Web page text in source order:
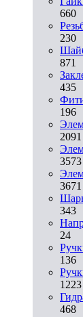
660
230
871
435
196
2091
3573
3671
343
24
136
1223
468